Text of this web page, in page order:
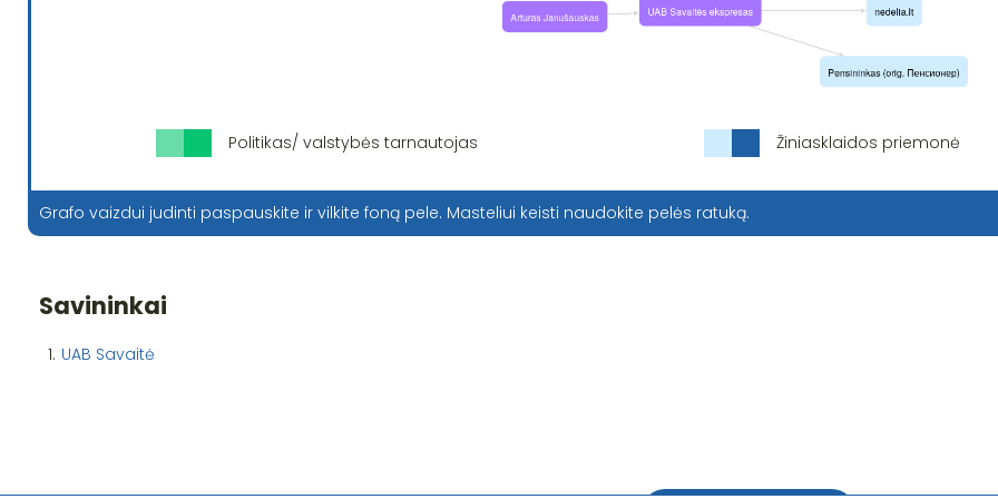
Politikas/ valstybės tarnautojas Žiniasklaidos priemonė
Grafo vaizdui judinti paspauskite ir vilkite foną pele. Masteliui keisti naudokite pelės ratuką.
Savininkai
1. UAB Savaitė